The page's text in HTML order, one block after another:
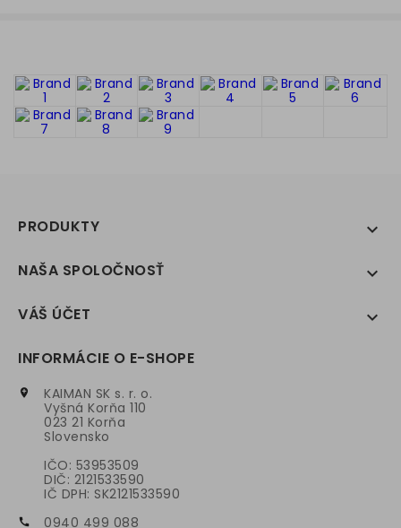
PRODUKTY 
NAŠA SPOLOČNOSŤ 
VÁŠ ÚČET 
INFORMÁCIE O E-SHOPE

KAIMAN SK s. r. o.
Vyšná Korňa 110
023 21 Korňa
Slovensko
IČO: 53953509
DIČ: 2121533590
IČ DPH: SK2121533590
 0940 499 088